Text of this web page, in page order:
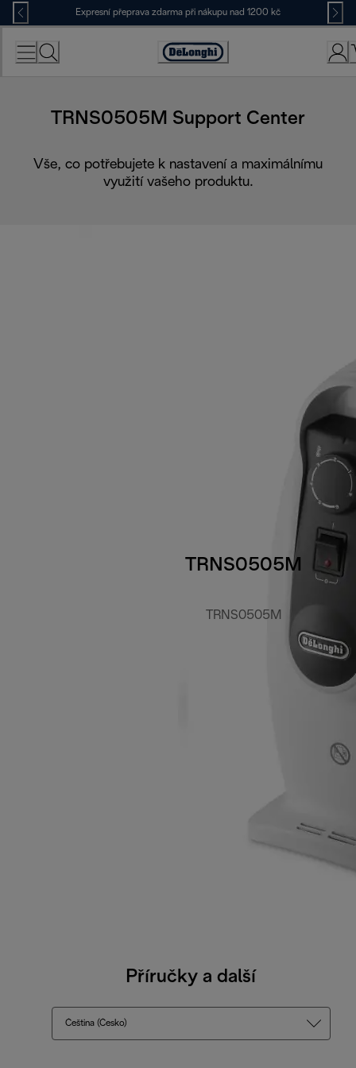
Skip
to
Content
Expresní přeprava zdarma při nákupu nad 1200 kč
Accessibility
TRNS0505M Support Center
Vše, co potřebujete k nastavení a maximálnímu
využití vašeho produktu.
TRNS0505M
TRNS0505M
Příručky a další
Čeština (Česko)